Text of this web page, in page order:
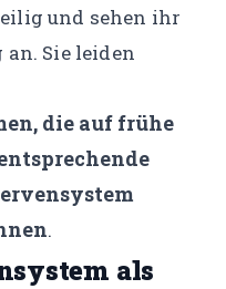
und sehen ihr
Sie leiden
die auf frühe
.
als